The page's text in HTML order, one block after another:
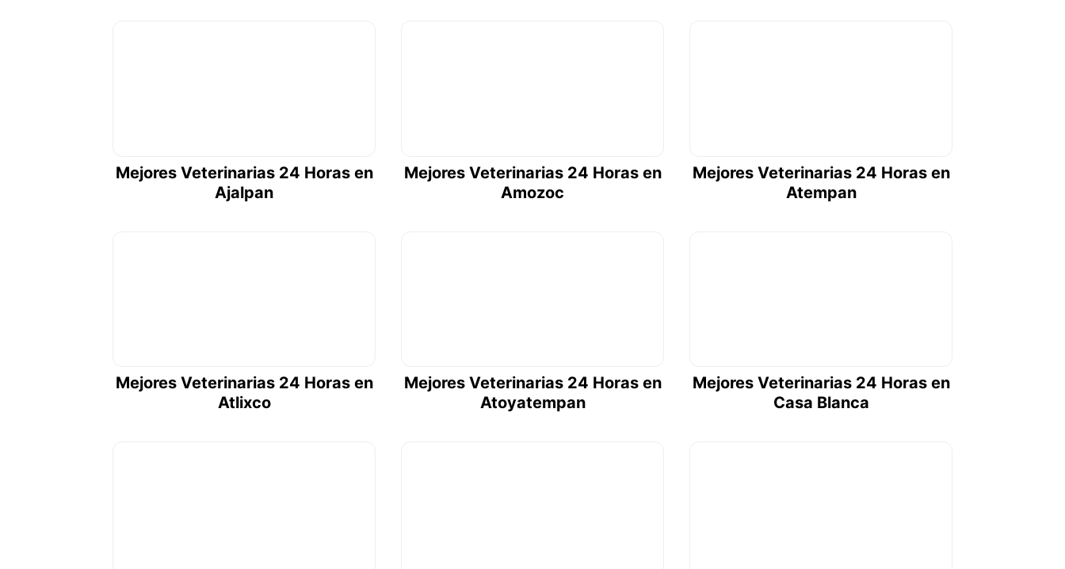
Mejores Veterinarias 24 Horas en
Ajalpan
Mejores Veterinarias 24 Horas en
Amozoc
Mejores Veterinarias 24 Horas en
Atempan
Mejores Veterinarias 24 Horas en
Atlixco
Mejores Veterinarias 24 Horas en
Atoyatempan
Mejores Veterinarias 24 Horas en
Casa Blanca